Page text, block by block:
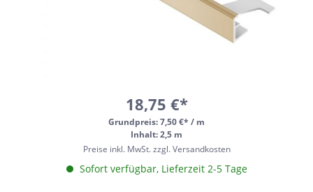
18,75 €*
Grundpreis:7,50 €* / m
Inhalt: 2,5 m
Preise inkl. MwSt. zzgl. Versandkosten
Sofort verfügbar, Lieferzeit 2-5 Tage